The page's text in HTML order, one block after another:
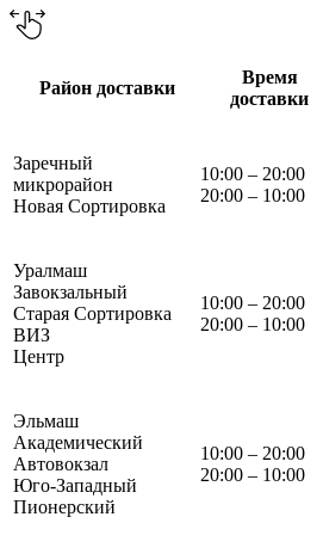
Район доставки
Время
доставки
Заречный
микрорайон
Новая Сортировка
10:00 – 20:00
20:00 – 10:00
Уралмаш
Завокзальный
Старая Сортировка
ВИЗ
Центр
10:00 – 20:00
20:00 – 10:00
Эльмаш
Академический
Автовокзал
Юго-Западный
Пионерский
10:00 – 20:00
20:00 – 10:00